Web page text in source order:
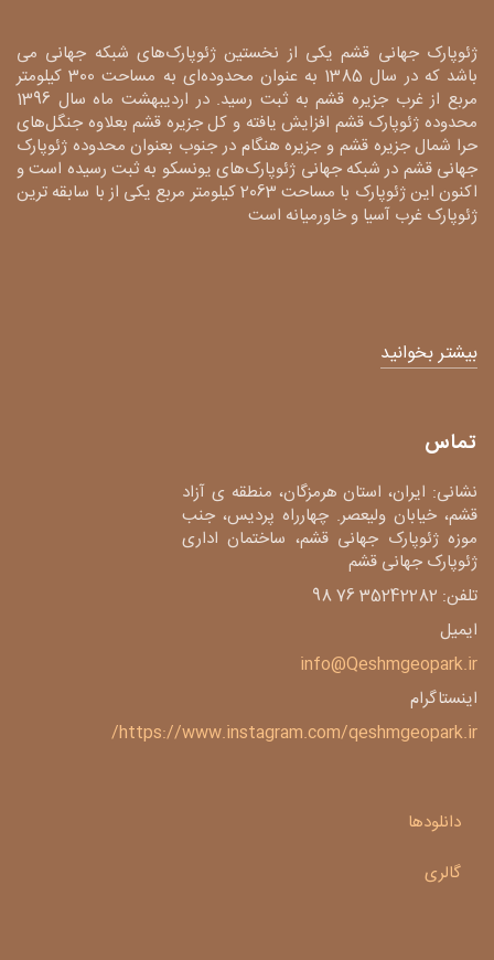
ژئوپارک جهانی قشم یکی از نخستین ژئوپارک‌های شبکه جهانی می
باشد که در سال 1385 به عنوان محدوده‌ای به مساحت 300 کیلومتر
مربع از غرب جزیره قشم به ثبت رسید. در اردیبهشت ماه سال 1396
محدوده ژئوپارک قشم افزایش یافته و کل جزیره قشم بعلاوه جنگل‌های
حرا شمال جزیره قشم و جزیره هنگام در جنوب بعنوان محدوده ژئوپارک
جهانی قشم در شبکه جهانی ژئوپارک‌های یونسکو به ثبت رسیده است و
اکنون این ژئوپارک با مساحت 2063 کیلومتر مربع یکی از با سابقه ترین
ژئوپارک غرب آسیا و خاورمیانه است
بیشتر بخوانید
تماس
نشانی: ایران، استان هرمزگان، منطقه ی آزاد
قشم، خیابان ولیعصر. چهارراه پردیس، جنب
موزه ژئوپارک جهانی قشم، ساختمان اداری
ژئوپارک جهانی قشم
تلفن: 35242282 76 98
ایمیل
info@Qeshmgeopark.ir
اینستاگرام
https://www.instagram.com/qeshmgeopark.ir/
دانلودها
گالری